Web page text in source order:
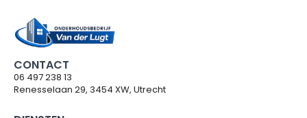
CONTACT
06 497 238 13
Renesselaan 29, 3454 XW, Utrecht